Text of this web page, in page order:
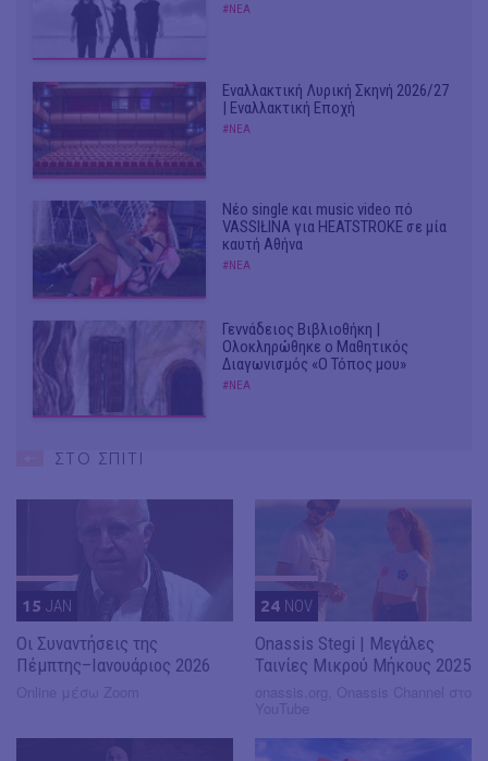
#ΝΕΑ
Εναλλακτική Λυρική Σκηνή 2026/27
| Εναλλακτική Εποχή
#ΝΕΑ
Νέο single και music video πό
VASSIŁINA για HEATSTROKE σε μία
καυτή Αθήνα
#ΝΕΑ
Γεννάδειος Βιβλιοθήκη |
Ολοκληρώθηκε ο Μαθητικός
Διαγωνισμός «Ο Τόπος μου»
#ΝΕΑ
ΣΤΟ ΣΠΙΤΙ
15 JAN
Οι Συναντήσεις της
Πέμπτης–Ιανουάριος 2026
24 NOV
Onassis Stegi | Μεγάλες
Ταινίες Μικρού Μήκους 2025